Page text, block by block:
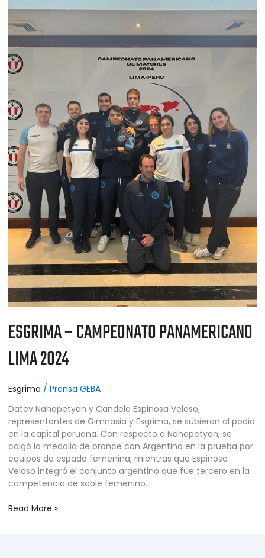
ESGRIMA – CAMPEONATO PANAMERICANO
LIMA 2024
Esgrima / Prensa GEBA
Datev Nahapetyan y Candela Espinosa Veloso,
representantes de Gimnasia y Esgrima, se subieron al podio
en la capital peruana. Con respecto a Nahapetyan, se
colgó la medalla de bronce con Argentina en la prueba por
equipos de espada femenina, mientras que Espinosa
Veloso integró el conjunto argentino que fue tercero en la
competencia de sable femenino.
PANAMERICANO
LIMA
Read More »